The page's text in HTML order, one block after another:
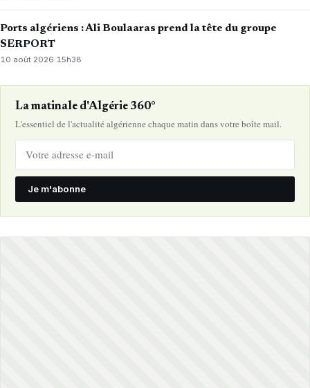
Ports algériens : Ali Boulaaras prend la tête du groupe
SERPORT
10 août 2026·15h38
La matinale d'Algérie 360°
L'essentiel de l'actualité algérienne chaque matin dans votre boîte mail.
Je m'abonne